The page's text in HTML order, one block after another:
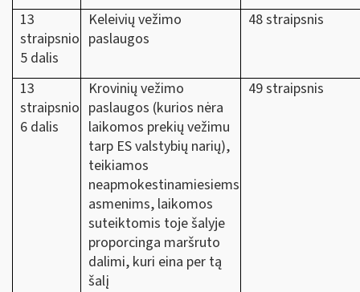
13
straipsnio
5 dalis
Keleivių vežimo
paslaugos
48 straipsnis
13
straipsnio
6 dalis
Krovinių vežimo
paslaugos (kurios nėra
laikomos prekių vežimu
tarp ES valstybių narių),
teikiamos
neapmokestinamiesiems
asmenims, laikomos
suteiktomis toje šalyje
proporcinga maršruto
dalimi, kuri eina per tą
šalį
49 straipsnis